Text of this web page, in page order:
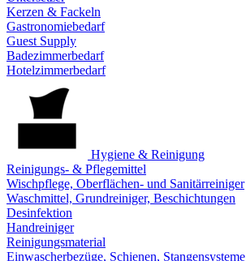
Kerzen & Fackeln
Gastronomiebedarf
Guest Supply
Badezimmerbedarf
Hotelzimmerbedarf
Hygiene & Reinigung
Reinigungs- & Pflegemittel
Wischpflege, Oberflächen- und Sanitärreiniger
Waschmittel, Grundreiniger, Beschichtungen
Desinfektion
Handreiniger
Reinigungsmaterial
Einwascherbezüge, Schienen, Stangensysteme